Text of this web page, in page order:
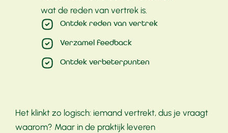
wat de reden van vertrek is.
Ontdek reden van vertrek
Verzamel feedback
Ontdek verbeterpunten
Het klinkt zo logisch: iemand vertrekt, dus je vraagt
waarom? Maar in de praktijk leveren